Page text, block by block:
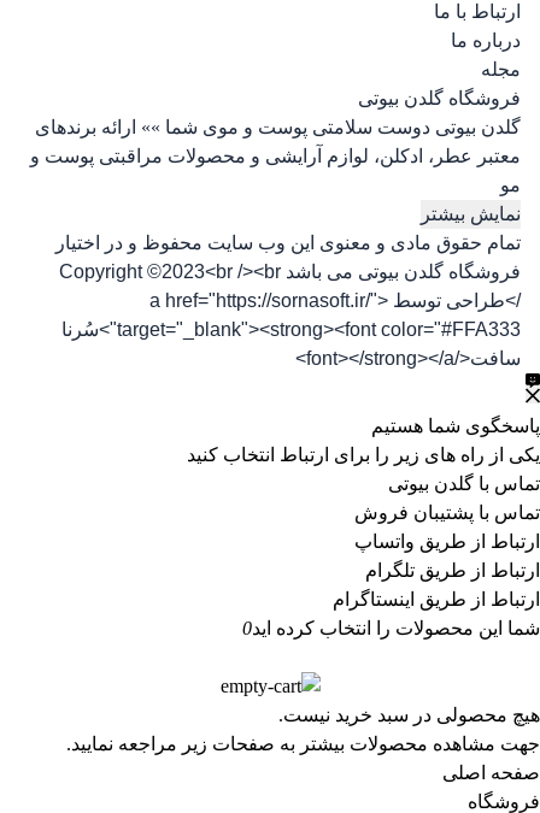
ارتباط با ما
درباره ما
مجله
فروشگاه گلدن بیوتی
گلدن بیوتی دوست سلامتی پوست و موی شما »» ارائه برندهای
معتبر عطر، ادکلن، لوازم آرایشی و محصولات مراقبتی پوست و
مو
نمایش بیشتر
تمام حقوق مادی و معنوی این وب سایت محفوظ و در اختیار
فروشگاه گلدن بیوتی می باشد Copyright ©2023<br /><br
/>طراحی توسط <a href="https://sornasoft.ir/"
target="_blank"><strong><font color="#FFA333">سُرنا
سافت</font></strong></a>
پاسخگوی شما هستیم
یکی از راه های زیر را برای ارتباط انتخاب کنید
تماس با گلدن بیوتی
تماس با پشتیبان فروش
ارتباط از طریق واتساپ
ارتباط از طریق تلگرام
ارتباط از طریق اینستاگرام
شما این محصولات را انتخاب کرده اید0
هیچ محصولی در سبد خرید نیست.
جهت مشاهده محصولات بیشتر به صفحات زیر مراجعه نمایید.
صفحه اصلی
فروشگاه